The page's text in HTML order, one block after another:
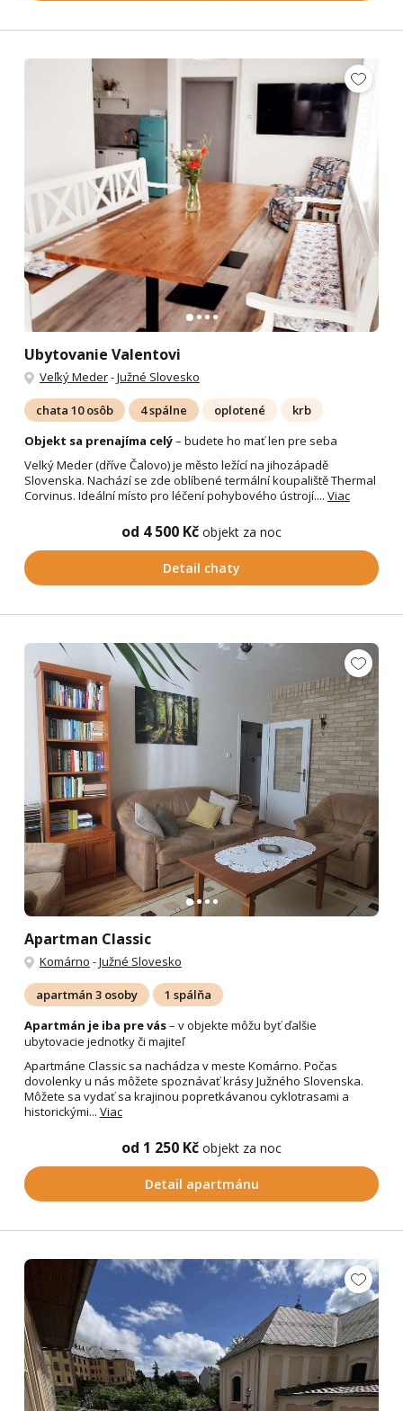
Ubytovanie Valentovi
Veľký Meder-Južné Slovesko
chata 10 osôb 4 spálne oplotené
krb
Objekt sa prenajíma celý– budete ho mať len pre seba
Velký Meder (dříve Čalovo) je město ležící na jihozápadě
Slovenska. Nachází se zde oblíbené termální koupaliště Thermal
Corvinus. Ideální místo pro léčení pohybového ústrojí.... Viac
od 4 500 Kč objekt za noc
Detail chaty
Apartman Classic
Komárno -Južné Slovesko
apartmán 3 osoby
1 spálňa
Apartmán je iba pre vás– v objekte môžu byť ďalšie
ubytovacie jednotky či majiteľ
Apartmáne Classic sa nachádza v meste Komárno. Počas
dovolenky u nás môžete spoznávať krásy Južného Slovenska.
Môžete sa vydať sa krajinou popretkávanou cyklotrasami a
historickými... Viac
od 1 250 Kč objekt za noc
Detail apartmánu